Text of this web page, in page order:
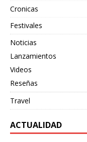
Cronicas
Festivales
Noticias
Lanzamientos
Videos
Reseñas
Travel
ACTUALIDAD